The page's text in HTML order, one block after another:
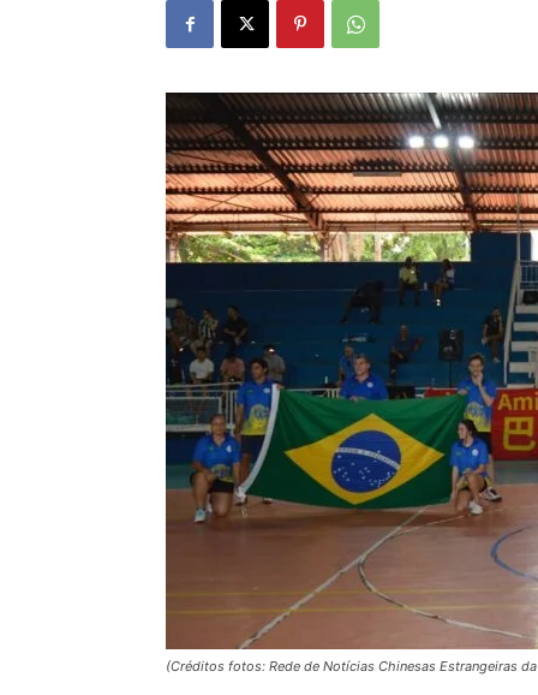
(Créditos fotos: Rede de Notícias Chinesas Estrangeiras